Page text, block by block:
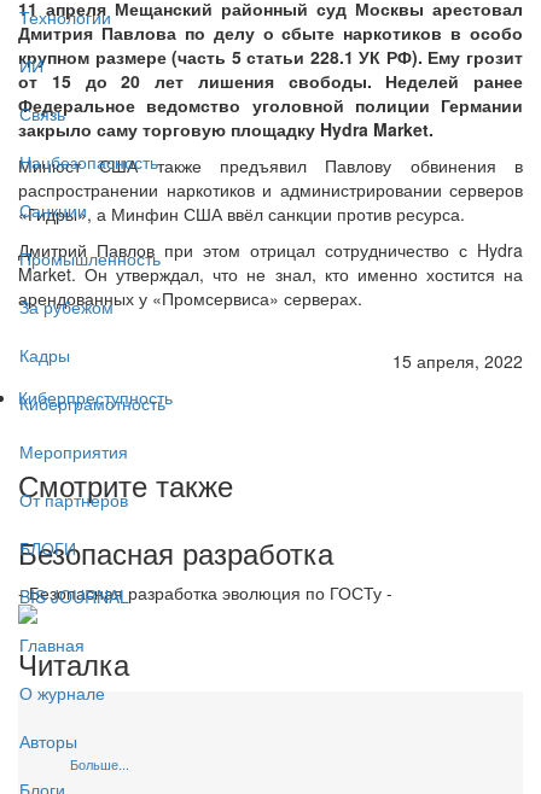
Технологии
ИИ
Связь
Нацбезопасность
Санкции
Промышленность
За рубежом
Кадры
Киберграмотность
Мероприятия
От партнёров
БЛОГИ
BIS JOURNAL
Главная
О журнале
Авторы
Блоги
11 апреля Мещанский районный суд Москвы арестовал
Дмитрия Павлова по делу о сбыте наркотиков в особо
крупном размере (часть 5 статьи 228.1 УК РФ). Ему грозит
от 15 до 20 лет лишения свободы. Неделей ранее
Федеральное ведомство уголовной полиции Германии
закрыло саму торговую площадку Hydra Market.
Минюст США также предъявил Павлову обвинения в
распространении наркотиков и администрировании серверов
«Гидры», а Минфин США ввёл санкции против ресурса.
Дмитрий Павлов при этом отрицал сотрудничество с Hydra
Market. Он утверждал, что не знал, кто именно хостится на
арендованных у «Промсервиса» серверах.
15 апреля, 2022
Киберпреступность
Смотрите также
Безопасная разработка
- Безопасная разработка эволюция по ГОСТу -
Читалка
Больше...